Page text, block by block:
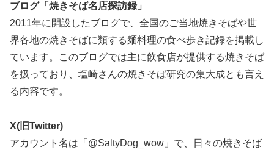
ブログ「焼きそば名店探訪録」
2011年に開設したブログで、全国のご当地焼きそばや世
界各地の焼きそばに類する麺料理の食べ歩き記録を掲載し
ています。このブログでは主に飲食店が提供する焼きそば
を扱っており、塩崎さんの焼きそば研究の集大成とも言え
る内容です。
X(旧Twitter)
アカウント名は「@SaltyDog_wow」で、日々の焼きそば